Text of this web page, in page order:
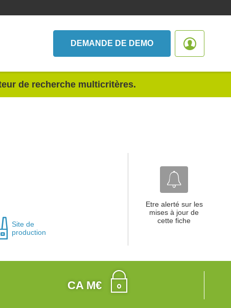
DEMANDE DE DEMO
de recherche multicritères.
Site de
production
Etre alerté sur les
mises à jour de
cette fiche
CA M€